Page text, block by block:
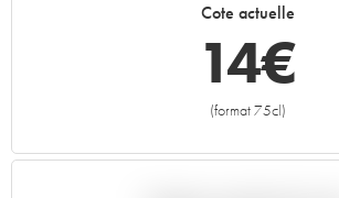
Cote actuelle
14€
(format 75cl)